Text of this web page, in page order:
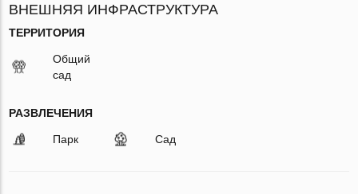
ВНЕШНЯЯ ИНФРАСТРУКТУРА
ТЕРРИТОРИЯ
Общий
сад
РАЗВЛЕЧЕНИЯ
Парк Сад